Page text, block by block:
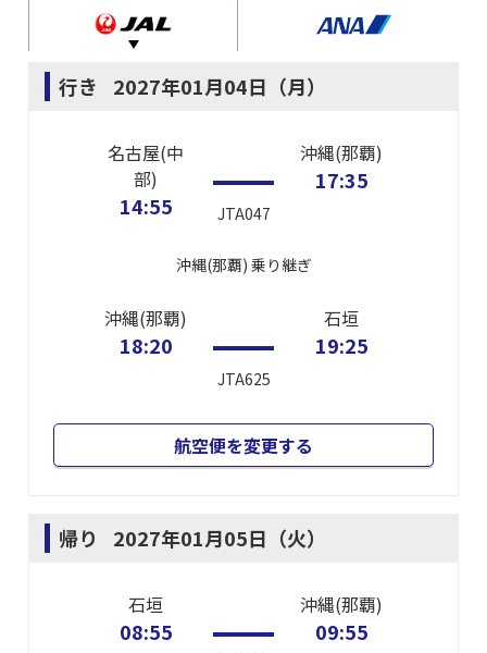
行き 2027年01月04日（月）
名古屋(中
部)
14:55 JTA047
沖縄(那覇)
17:35
沖縄(那覇) 乗り継ぎ
沖縄(那覇)
18:20
JTA625
石垣
19:25
航空便を変更する
帰り 2027年01月05日（火）
石垣
08:55
沖縄(那覇)
09:55